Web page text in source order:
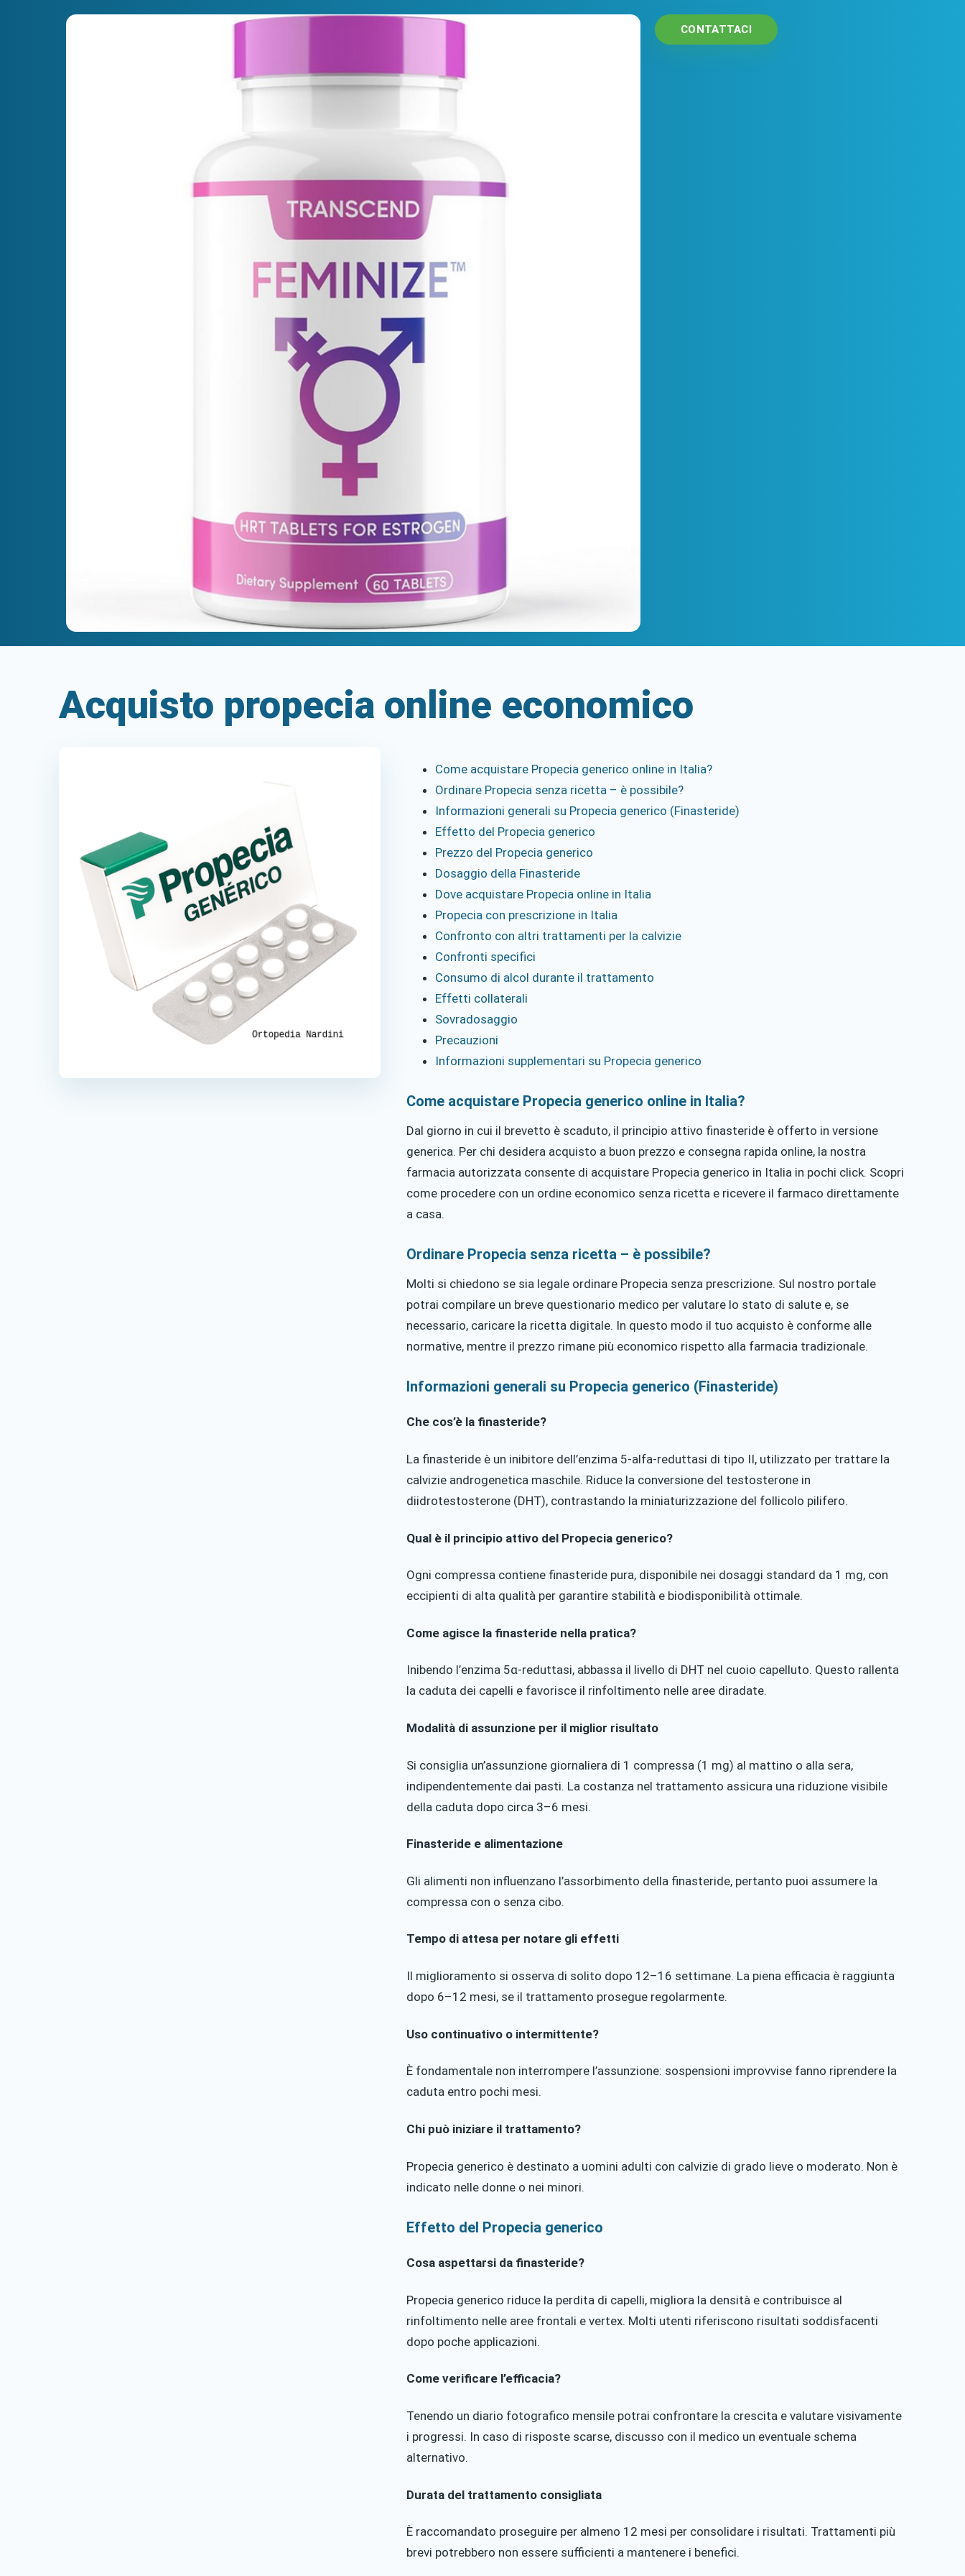
CONTATTACI
Acquisto propecia online economico
Come acquistare Propecia generico online in Italia?
Ordinare Propecia senza ricetta – è possibile?
Informazioni generali su Propecia generico (Finasteride)
Effetto del Propecia generico
Prezzo del Propecia generico
Dosaggio della Finasteride
Dove acquistare Propecia online in Italia
Propecia con prescrizione in Italia
Confronto con altri trattamenti per la calvizie
Confronti specifici
Consumo di alcol durante il trattamento
Effetti collaterali
Sovradosaggio
Precauzioni
Informazioni supplementari su Propecia generico
Come acquistare Propecia generico online in Italia?
Dal giorno in cui il brevetto è scaduto, il principio attivo finasteride è offerto in versione
generica. Per chi desidera acquisto a buon prezzo e consegna rapida online, la nostra
farmacia autorizzata consente di acquistare Propecia generico in Italia in pochi click. Scopri
come procedere con un ordine economico senza ricetta e ricevere il farmaco direttamente
a casa.
Ordinare Propecia senza ricetta – è possibile?
Molti si chiedono se sia legale ordinare Propecia senza prescrizione. Sul nostro portale
potrai compilare un breve questionario medico per valutare lo stato di salute e, se
necessario, caricare la ricetta digitale. In questo modo il tuo acquisto è conforme alle
normative, mentre il prezzo rimane più economico rispetto alla farmacia tradizionale.
Informazioni generali su Propecia generico (Finasteride)
Che cos’è la finasteride?
La finasteride è un inibitore dell’enzima 5-alfa-reduttasi di tipo II, utilizzato per trattare la
calvizie androgenetica maschile. Riduce la conversione del testosterone in
diidrotestosterone (DHT), contrastando la miniaturizzazione del follicolo pilifero.
Qual è il principio attivo del Propecia generico?
Ogni compressa contiene finasteride pura, disponibile nei dosaggi standard da 1 mg, con
eccipienti di alta qualità per garantire stabilità e biodisponibilità ottimale.
Come agisce la finasteride nella pratica?
Inibendo l’enzima 5α-reduttasi, abbassa il livello di DHT nel cuoio capelluto. Questo rallenta
la caduta dei capelli e favorisce il rinfoltimento nelle aree diradate.
Modalità di assunzione per il miglior risultato
Si consiglia un’assunzione giornaliera di 1 compressa (1 mg) al mattino o alla sera,
indipendentemente dai pasti. La costanza nel trattamento assicura una riduzione visibile
della caduta dopo circa 3–6 mesi.
Finasteride e alimentazione
Gli alimenti non influenzano l’assorbimento della finasteride, pertanto puoi assumere la
compressa con o senza cibo.
Tempo di attesa per notare gli effetti
Il miglioramento si osserva di solito dopo 12–16 settimane. La piena efficacia è raggiunta
dopo 6–12 mesi, se il trattamento prosegue regolarmente.
Uso continuativo o intermittente?
È fondamentale non interrompere l’assunzione: sospensioni improvvise fanno riprendere la
caduta entro pochi mesi.
Chi può iniziare il trattamento?
Propecia generico è destinato a uomini adulti con calvizie di grado lieve o moderato. Non è
indicato nelle donne o nei minori.
Effetto del Propecia generico
Cosa aspettarsi da finasteride?
Propecia generico riduce la perdita di capelli, migliora la densità e contribuisce al
rinfoltimento nelle aree frontali e vertex. Molti utenti riferiscono risultati soddisfacenti
dopo poche applicazioni.
Come verificare l’efficacia?
Tenendo un diario fotografico mensile potrai confrontare la crescita e valutare visivamente
i progressi. In caso di risposte scarse, discusso con il medico un eventuale schema
alternativo.
Durata del trattamento consigliata
È raccomandato proseguire per almeno 12 mesi per consolidare i risultati. Trattamenti più
brevi potrebbero non essere sufficienti a mantenere i benefici.